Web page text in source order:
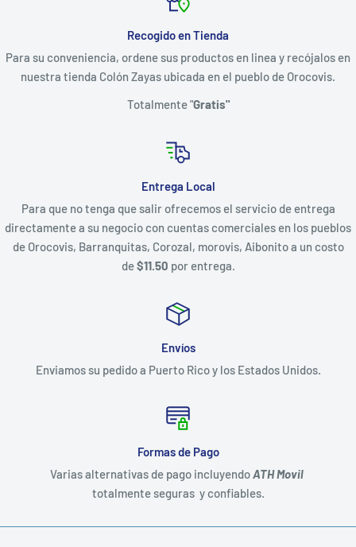
Recogido en Tienda
Para su conveniencia, ordene sus productos en linea y recójalos en
nuestra tienda Colón Zayas ubicada en el pueblo de Orocovis.
Totalmente "Gratis"
Entrega Local
Para que no tenga que salir ofrecemos el servicio de entrega
directamente a su negocio con cuentas comerciales en los pueblos
de Orocovis, Barranquitas, Corozal, morovis, Aibonito a un costo
de$11.50 por entrega.
Envíos
Enviamos su pedido a Puerto Rico y los Estados Unidos.
Formas de Pago
Varias alternativas de pago incluyendoATH Movil
totalmente seguras y confiables.